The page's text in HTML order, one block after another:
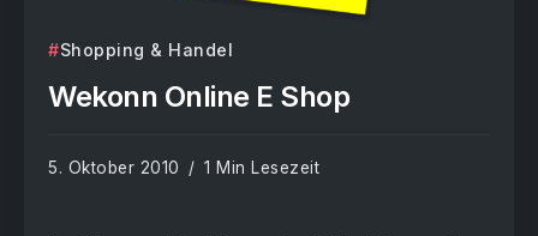
Shopping & Handel
Wekonn Online E Shop
5. Oktober 2010 1 Min Lesezeit